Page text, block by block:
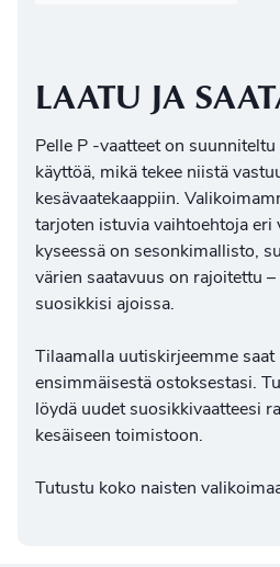
LAATU JA
Pelle P -vaatteet on suunniteltu
käyttöä, mikä tekee niistä
kesävaatekaappiin.
tarjoten istuvia vaihtoehtoja eri
kyseessä on sesonkimallisto,
värien saatavuus on rajoitettu
suosikkisi ajoissa.
Tilaamalla uutiskirjeemme
ensimmäisestä ostoksestasi.
löydä uudet suosikkivaatteesi
kesäiseen toimistoon.
Tutustu koko naisten